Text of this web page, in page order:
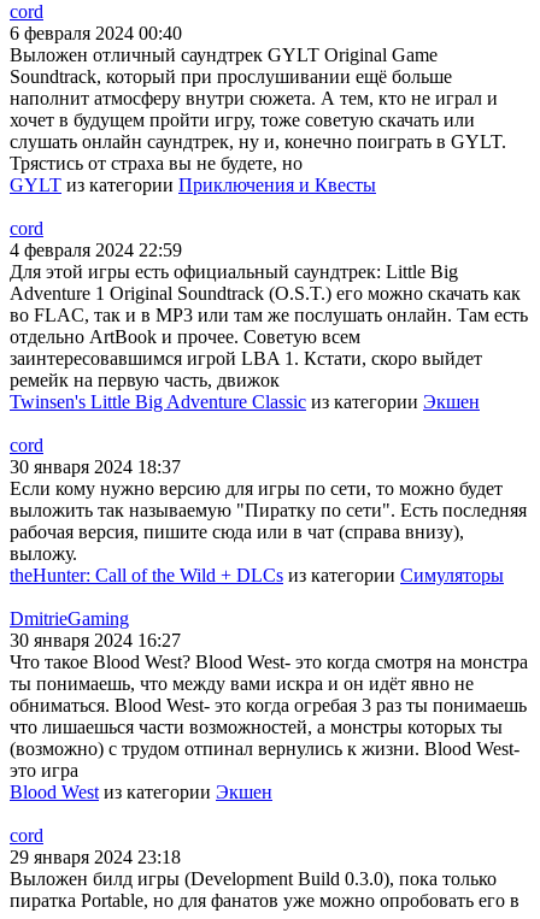
cord
6 февраля 2024 00:40
Выложен отличный саундтрек GYLT Original Game
Soundtrack, который при прослушивании ещё больше
наполнит атмосферу внутри сюжета. А тем, кто не играл и
хочет в будущем пройти игру, тоже советую скачать или
слушать онлайн саундтрек, ну и, конечно поиграть в GYLT.
Трястись от страха вы не будете, но
GYLT из категории Приключения и Квесты
cord
4 февраля 2024 22:59
Для этой игры есть официальный саундтрек: Little Big
Adventure 1 Original Soundtrack (O.S.T.) его можно скачать как
во FLAC, так и в MP3 или там же послушать онлайн. Там есть
отдельно ArtBook и прочее. Советую всем
заинтересовавшимся игрой LBA 1. Кстати, скоро выйдет
ремейк на первую часть, движок
Twinsen's Little Big Adventure Classic из категории Экшен
cord
30 января 2024 18:37
Если кому нужно версию для игры по сети, то можно будет
выложить так называемую "Пиратку по сети". Есть последняя
рабочая версия, пишите сюда или в чат (справа внизу),
выложу.
theHunter: Call of the Wild + DLCs из категории Симуляторы
DmitrieGaming
30 января 2024 16:27
Что такое Blood West? Blood West- это когда смотря на монстра
ты понимаешь, что между вами искра и он идёт явно не
обниматься. Blood West- это когда огребая 3 раз ты понимаешь
что лишаешься части возможностей, а монстры которых ты
(возможно) с трудом отпинал вернулись к жизни. Blood West-
это игра
Blood West из категории Экшен
cord
29 января 2024 23:18
Выложен билд игры (Development Build 0.3.0), пока только
пиратка Portable, но для фанатов уже можно опробовать его в